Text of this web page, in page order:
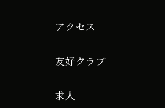
アクセス
友好クラブ
求人